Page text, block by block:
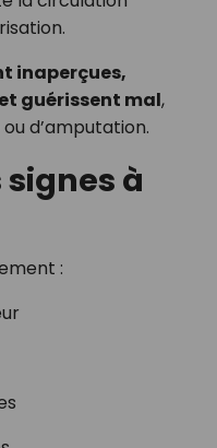
inaperçues,
guérissent mal,
d’amputation.
signes à
: